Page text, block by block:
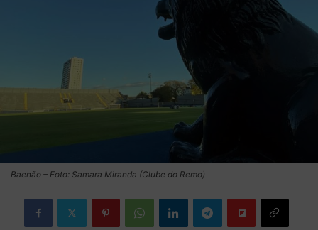
Baenão – Foto: Samara Miranda (Clube do Remo)